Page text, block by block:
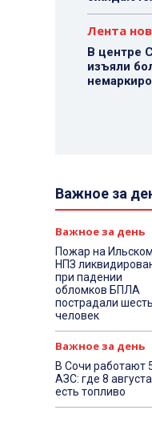
Лента
В центре
изъяли
Важное за
Важное за день
Пожар на Ильском
НПЗ
при падении
обломков БПЛА
пострадали шесть
человек
Важное за день
В Сочи работают
АЗС: где 8 августа
есть топливо